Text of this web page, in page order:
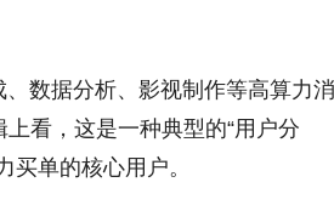
数据分析、影视制作等高算力消
看，这是一种典型的“用户分
单的核心用户。